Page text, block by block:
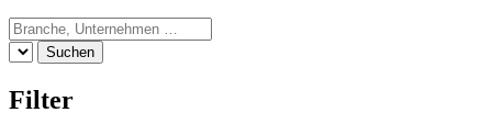
Suchen
Filter